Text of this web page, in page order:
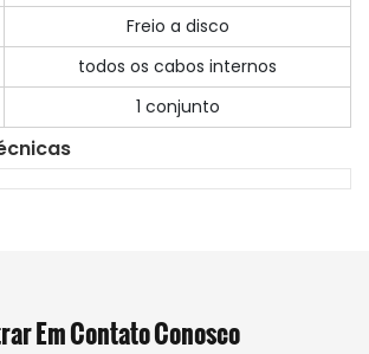
Freio a disco
todos os cabos internos
1 conjunto
Em Contato Conosco